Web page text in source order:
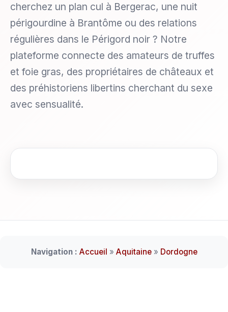
cherchez un plan cul à Bergerac, une nuit
périgourdine à Brantôme ou des relations
régulières dans le Périgord noir ? Notre
plateforme connecte des amateurs de truffes
et foie gras, des propriétaires de châteaux et
des préhistoriens libertins cherchant du sexe
avec sensualité.
Navigation : Accueil » Aquitaine» Dordogne